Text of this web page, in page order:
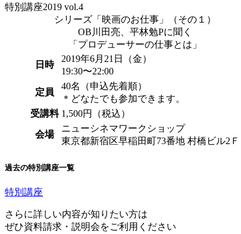
特別講座2019 vol.4
シリーズ「映画のお仕事」（その１）
OB川田亮、平林勉Pに聞く
「プロデューサーの仕事とは」
日時
2019年6月21日（金）
19:30〜22:00
定員
40名（申込先着順）
＊どなたでも参加できます。
受講料 1,500円（税込）
会場
ニューシネマワークショップ
東京都新宿区早稲田町73番地 村橋ビル2Ｆ
過去の特別講座一覧
特別講座
さらに詳しい内容が知りたい方は
ぜひ資料請求・説明会をご利用ください